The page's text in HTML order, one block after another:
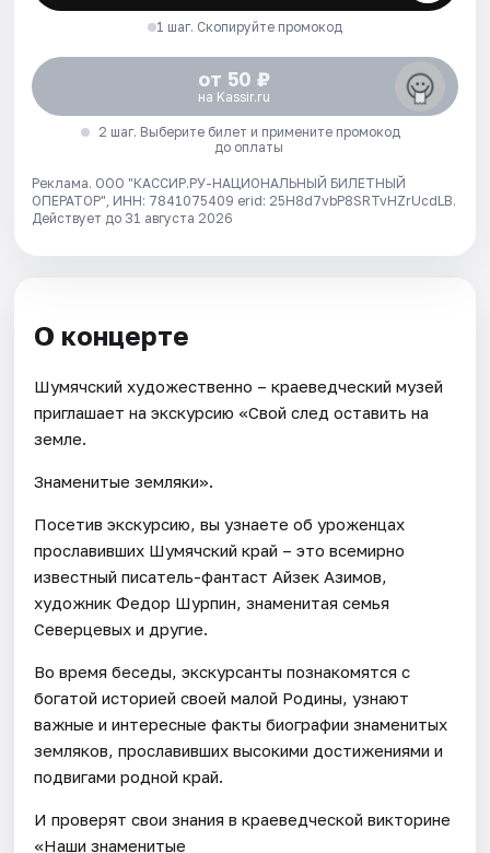
1 шаг. Скопируйте промокод
от 50 ₽
на Kassir.ru
2 шаг. Выберите билет и примените промокод
до оплаты
Реклама. ООО "КАССИР.РУ-НАЦИОНАЛЬНЫЙ БИЛЕТНЫЙ
ОПЕРАТОР", ИНН: 7841075409 erid: 25H8d7vbP8SRTvHZrUcdLB.
Действует до 31 августа 2026
О концерте
Шумячский художественно – краеведческий музей
приглашает на экскурсию «Свой след оставить на
земле.
Знаменитые земляки».
Посетив экскурсию, вы узнаете об уроженцах
прославивших Шумячский край – это всемирно
известный писатель-фантаст Айзек Азимов,
художник Федор Шурпин, знаменитая семья
Северцевых и другие.
Во время беседы, экскурсанты познакомятся с
богатой историей своей малой Родины, узнают
важные и интересные факты биографии знаменитых
земляков, прославивших высокими достижениями и
подвигами родной край.
И проверят свои знания в краеведческой викторине
«Наши знаменитые